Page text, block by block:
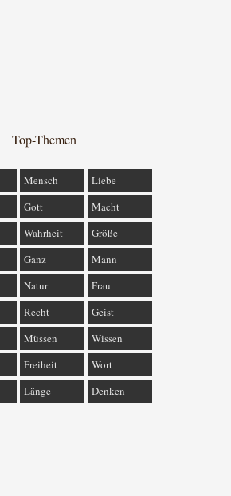
Top-Themen
Mensch
Liebe
Gott
Macht
Wahrheit
Größe
Ganz
Mann
Natur
Frau
Recht
Geist
Müssen
Wissen
Freiheit
Wort
Länge Denken